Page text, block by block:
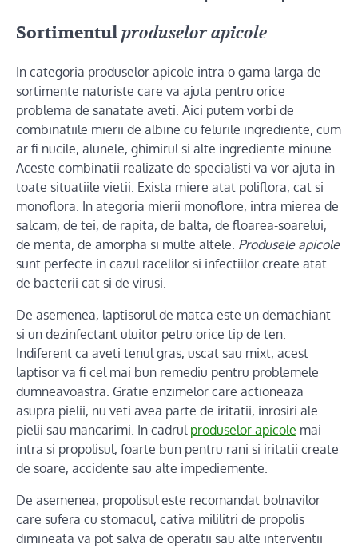
Sortimentulproduselor apicole
In categoria produselor apicole intra o gama larga de
sortimente naturiste care va ajuta pentru orice
problema de sanatate aveti. Aici putem vorbi de
combinatiile mierii de albine cu felurile ingrediente, cum
ar fi nucile, alunele, ghimirul si alte ingrediente minune.
Aceste combinatii realizate de specialisti va vor ajuta in
toate situatiile vietii. Exista miere atat poliflora, cat si
monoflora. In ategoria mierii monoflore, intra mierea de
salcam, de tei, de rapita, de balta, de floarea-soarelui,
de menta, de amorpha si multe altele. Produsele apicole
sunt perfecte in cazul racelilor si infectiilor create atat
de bacterii cat si de virusi.
De asemenea, laptisorul de matca este un demachiant
si un dezinfectant uluitor petru orice tip de ten.
Indiferent ca aveti tenul gras, uscat sau mixt, acest
laptisor va fi cel mai bun remediu pentru problemele
dumneavoastra. Gratie enzimelor care actioneaza
asupra pielii, nu veti avea parte de iritatii, inrosiri ale
pielii sau mancarimi. In cadrul produselor apicole mai
intra si propolisul, foarte bun pentru rani si iritatii create
de soare, accidente sau alte impediemente.
De asemenea, propolisul este recomandat bolnavilor
care sufera cu stomacul, cativa mililitri de propolis
dimineata va pot salva de operatii sau alte interventii